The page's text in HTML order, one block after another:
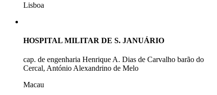
Lisboa
HOSPITAL MILITAR DE S. JANUÁRIO
cap. de engenharia Henrique A. Dias de Carvalho barão do
Cercal, António Alexandrino de Melo
Macau